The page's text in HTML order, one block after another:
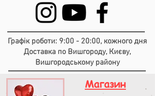
Графік роботи: 9:00 - 20:00, кожного дня
Доставка по Вишгороду, Києву,
Вишгородському району
Магазин